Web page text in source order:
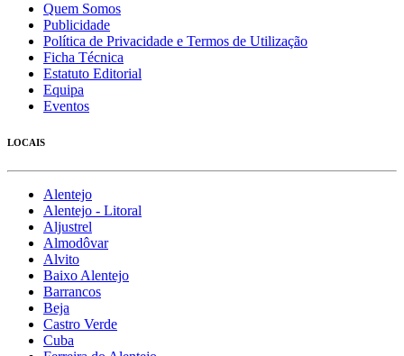
Quem Somos
Publicidade
Política de Privacidade e Termos de Utilização
Ficha Técnica
Estatuto Editorial
Equipa
Eventos
LOCAIS
Alentejo
Alentejo - Litoral
Aljustrel
Almodôvar
Alvito
Baixo Alentejo
Barrancos
Beja
Castro Verde
Cuba